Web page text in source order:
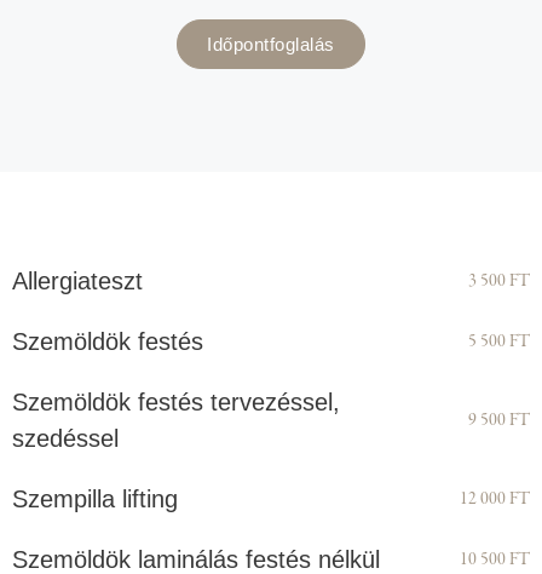
Időpontfoglalás
Allergiateszt 3 500 FT
Szemöldök festés 5 500 FT
Szemöldök festés tervezéssel,
szedéssel
9 500 FT
Szempilla lifting 12 000 FT
Szemöldök laminálás festés nélkül 10 500 FT